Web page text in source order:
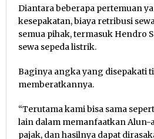
Diantara beberapa pertemuan
kesepakatan, biaya retribusi
semua pihak, termasuk Hendro
sewa sepeda listrik.
Baginya angka yang disepakati
memberatkannya.
“Terutama kami bisa sama
lain dalam memanfaatkan Alun-
pajak, dan hasilnya dapat